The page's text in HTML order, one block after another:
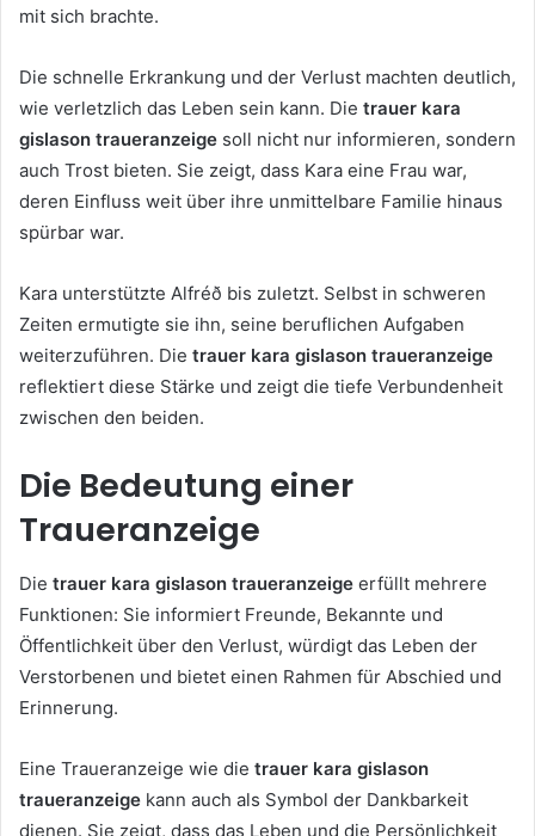
mit sich brachte.
Die schnelle Erkrankung und der Verlust machten deutlich,
wie verletzlich das Leben sein kann. Die trauer kara
gislason traueranzeige soll nicht nur informieren, sondern
auch Trost bieten. Sie zeigt, dass Kara eine Frau war,
deren Einfluss weit über ihre unmittelbare Familie hinaus
spürbar war.
Kara unterstützte Alf­réð bis zuletzt. Selbst in schweren
Zeiten ermutigte sie ihn, seine beruflichen Aufgaben
weiterzuführen. Die trauer kara gislason traueranzeige
reflektiert diese Stärke und zeigt die tiefe Verbundenheit
zwischen den beiden.
Die Bedeutung einer
Traueranzeige
Die trauer kara gislason traueranzeige erfüllt mehrere
Funktionen: Sie informiert Freunde, Bekannte und
Öffentlichkeit über den Verlust, würdigt das Leben der
Verstorbenen und bietet einen Rahmen für Abschied und
Erinnerung.
Eine Traueranzeige wie die trauer kara gislason
traueranzeige kann auch als Symbol der Dankbarkeit
dienen. Sie zeigt, dass das Leben und die Persönlichkeit